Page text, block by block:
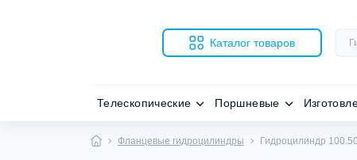
Каталог товаров
Телескопические Поршневые
Фланцевые гидроцилиндры Гидроцилиндр